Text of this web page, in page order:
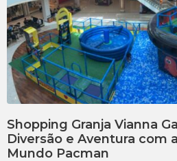
Shopping Granja Vianna
Diversão e Aventura com
Mundo Pacman